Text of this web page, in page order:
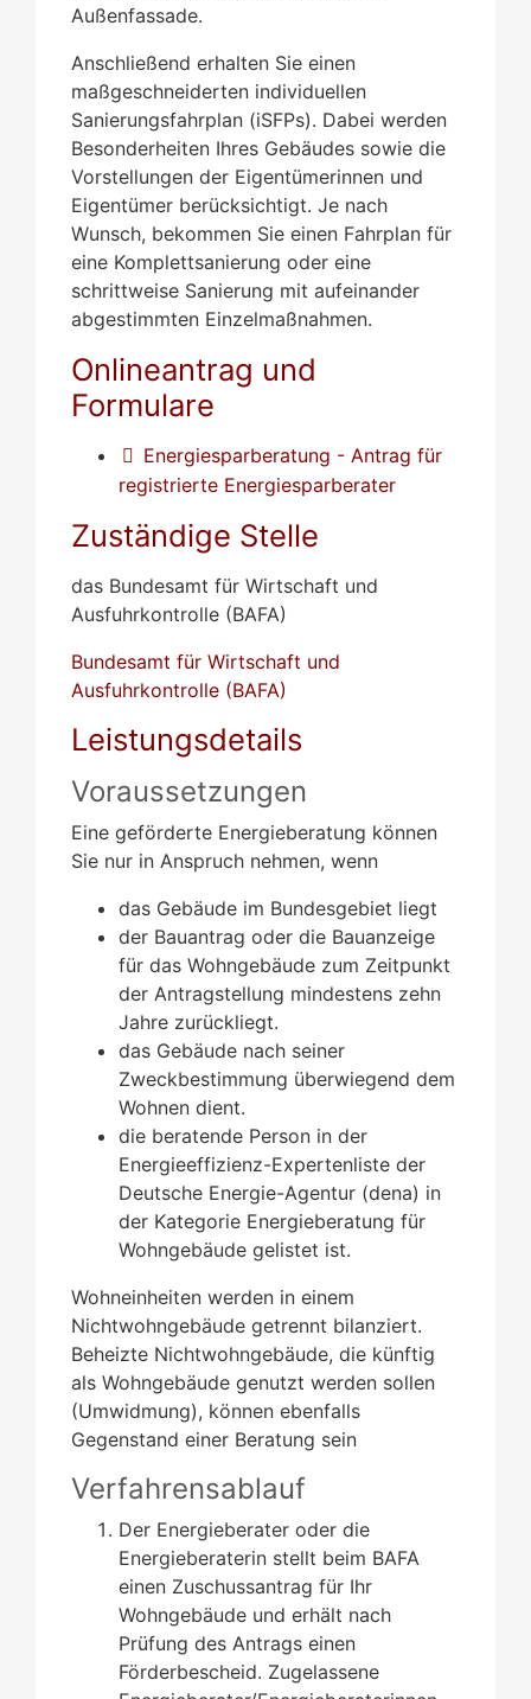
Außenfassade.
Anschließend erhalten Sie einen
maßgeschneiderten individuellen
Sanierungsfahrplan (iSFPs). Dabei werden
Besonderheiten Ihres Gebäudes sowie die
Vorstellungen der Eigentümerinnen und
Eigentümer berücksichtigt. Je nach
Wunsch, bekommen Sie einen Fahrplan für
eine Komplettsanierung oder eine
schrittweise Sanierung mit aufeinander
abgestimmten Einzelmaßnahmen.
Onlineantrag und
Formulare
Energiesparberatung - Antrag für
registrierte Energiesparberater
Zuständige Stelle
das Bundesamt für Wirtschaft und
Ausfuhrkontrolle (BAFA)
Bundesamt für Wirtschaft und
Ausfuhrkontrolle (BAFA)
Leistungsdetails
Voraussetzungen
Eine geförderte Energieberatung können
Sie nur in Anspruch nehmen, wenn
das Gebäude im Bundesgebiet liegt
der Bauantrag oder die Bauanzeige
für das Wohngebäude zum Zeitpunkt
der Antragstellung mindestens zehn
Jahre zurückliegt.
das Gebäude nach seiner
Zweckbestimmung überwiegend dem
Wohnen dient.
die beratende Person in der
Energieeffizienz-Expertenliste der
Deutsche Energie-Agentur (dena) in
der Kategorie Energieberatung für
Wohngebäude gelistet ist.
Wohneinheiten werden in einem
Nichtwohngebäude getrennt bilanziert.
Beheizte Nichtwohngebäude, die künftig
als Wohngebäude genutzt werden sollen
(Umwidmung), können ebenfalls
Gegenstand einer Beratung sein
Verfahrensablauf
Der Energieberater oder die
Energieberaterin stellt beim BAFA
einen Zuschussantrag für Ihr
Wohngebäude und erhält nach
Prüfung des Antrags einen
Förderbescheid. Zugelassene